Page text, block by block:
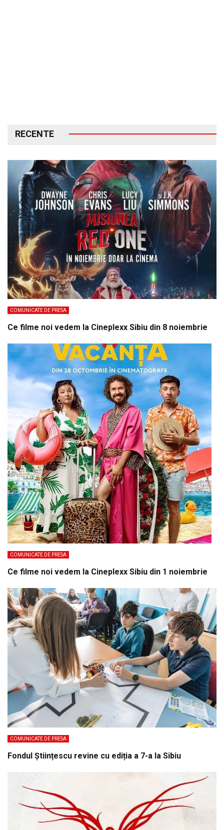
RECENTE
COMUNICATE DE PRESA
Ce filme noi vedem la Cineplexx Sibiu din 8 noiembrie
COMUNICATE DE PRESA
Ce filme noi vedem la Cineplexx Sibiu din 1 noiembrie
COMUNICATE DE PRESA
Fondul Științescu revine cu ediția a 7-a la Sibiu